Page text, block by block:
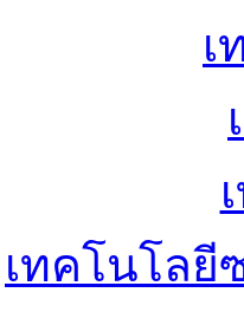
เ
เทคโนโลยี